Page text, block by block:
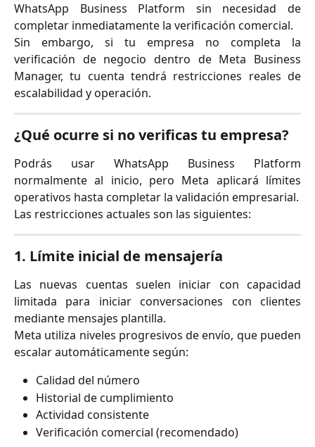
WhatsApp Business Platform sin necesidad de
completar inmediatamente la verificación comercial.
Sin embargo, si tu empresa no completa la
verificación de negocio dentro de Meta Business
Manager, tu cuenta tendrá restricciones reales de
escalabilidad y operación.
¿Qué ocurre si no verificas tu empresa?
Podrás usar WhatsApp Business Platform
normalmente al inicio, pero Meta aplicará límites
operativos hasta completar la validación empresarial.
Las restricciones actuales son las siguientes:
1. Límite inicial de mensajería
Las nuevas cuentas suelen iniciar con capacidad
limitada para iniciar conversaciones con clientes
mediante mensajes plantilla.
Meta utiliza niveles progresivos de envío, que pueden
escalar automáticamente según:
Calidad del número
Historial de cumplimiento
Actividad consistente
Verificación comercial (recomendado)